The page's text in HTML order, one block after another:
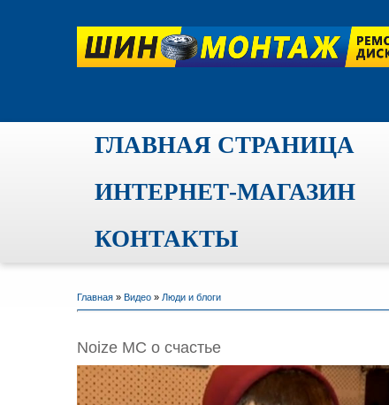
ГЛАВНАЯ СТРАНИЦА
ИНТЕРНЕТ-МАГАЗИН
КОНТАКТЫ
Главная » Видео » Люди и блоги
Noize MC о счастье